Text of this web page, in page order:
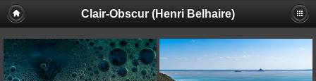
Clair-Obscur (Henri Belhaire)